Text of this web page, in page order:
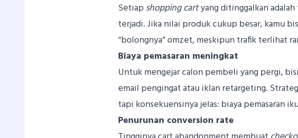
Setiapshopping cartyang ditinggalkan
terjadi. Jika nilai produk cukup besar, kamu
“bolongnya” omzet, meskipun trafik terlihat
Biaya pemasaran meningkat
Untuk mengejar calon pembeli yang pergi,
email pengingat atau iklan retargeting.
tapi konsekuensinya jelas: biaya pemasaran
Penurunan conversion rate